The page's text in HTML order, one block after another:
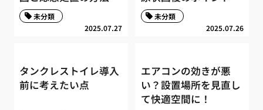
2025.07.27
未分類
2025.07.26
未分類
タンクレストイレ導入
前に考えたい点
エアコンの効きが悪
い？設置場所を見直し
て快適空間に！